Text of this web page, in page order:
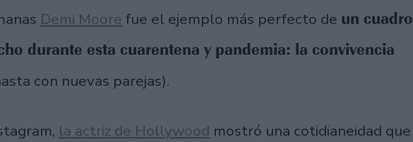
Demi Moore fue el ejemplo más perfecto de un cuadro
durante esta cuarentena y pandemia: la convivencia
con nuevas parejas).
la actriz de Hollywood mostró una cotidianeidad que